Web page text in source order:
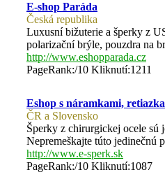
E-shop Paráda
Česká republika
Luxusní bižuterie a šperky z
polarizační brýle, pouzdra na
http://www.eshopparada.cz
PageRank:/10 Kliknutí:1211
Eshop s náramkami,
ČR a Slovensko
Šperky z chirurgickej ocele sú
Nepremeškajte túto jedinečnú
http://www.e-sperk.sk
PageRank:/10 Kliknutí:1087